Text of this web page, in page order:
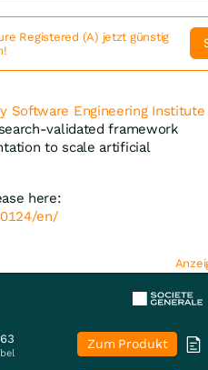
Software Engineering Institute
validated framework
to scale artificial
here:
en/
Zum Produkt
Registered (A) jetzt günstig